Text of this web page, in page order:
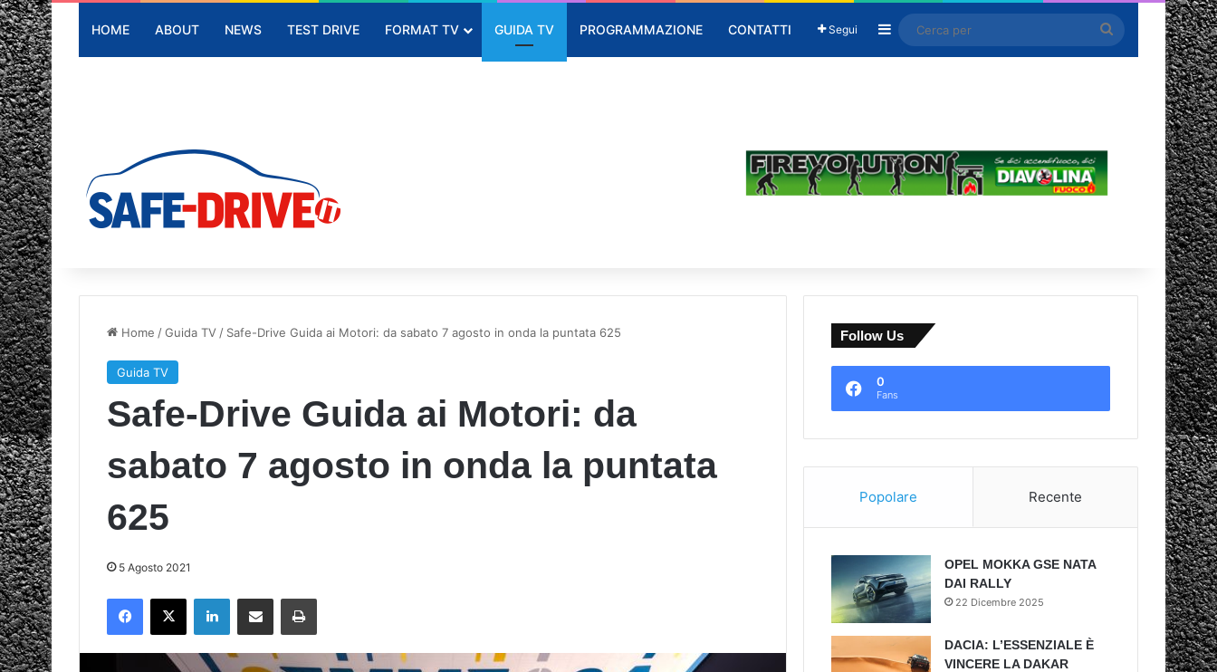
HOME ABOUT NEWS TEST DRIVE FORMAT TV GUIDA TV PROGRAMMAZIONE CONTATTI Segui Barra laterale
per
Home /Guida TV / Safe-Drive Guida ai Motori: da sabato 7 agosto in onda la puntata 625
Guida TV
Safe-Drive Guida ai Motori: da
sabato 7 agosto in onda la puntata
625
5 Agosto 2021
Follow Us
0
Fans
Popolare Recente
OPEL MOKKA GSE NATA
DAI RALLY
22 Dicembre 2025
DACIA: L’ESSENZIALE È
VINCERE LA DAKAR